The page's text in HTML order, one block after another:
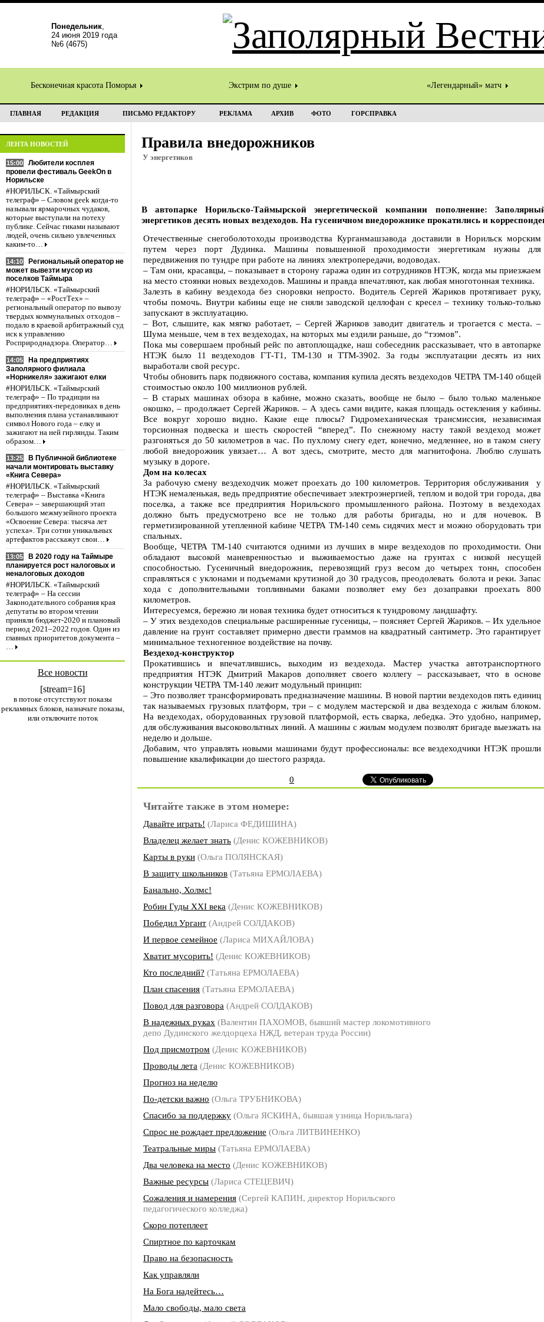
Понедельник,
24 июня 2019 года
№6 (4675)
Бесконечная красота Поморья Экстрим по душе «Легендарный» матч
ГЛАВНАЯ РЕДАКЦИЯ ПИСЬМО РЕДАКТОРУ РЕКЛАМА АРХИВ ФОТО ГОРСПРАВКА
ЛЕНТА НОВОСТЕЙ
15:00
Любители косплея
провели фестиваль GeekOn в
Норильске
#НОРИЛЬСК. «Таймырский
телеграф» – Словом geek когда-то
называли ярмарочных чудаков,
которые выступали на потеху
публике. Сейчас гиками называют
людей, очень сильно увлеченных
каким-то…
14:10
Региональный оператор не
может вывезти мусор из
поселков Таймыра
#НОРИЛЬСК. «Таймырский
телеграф» – «РостТех» –
региональный оператор по вывозу
твердых коммунальных отходов –
подало в краевой арбитражный суд
иск к управлению
Росприроднадзора. Оператор…
14:05
На предприятиях
Заполярного филиала
«Норникеля» зажигают елки
#НОРИЛЬСК. «Таймырский
телеграф» – По традиции на
предприятиях-передовиках в день
выполнения плана устанавливают
символ Нового года – елку и
зажигают на ней гирлянды. Таким
образом…
13:25
В Публичной библиотеке
начали монтировать выставку
«Книга Севера»
#НОРИЛЬСК. «Таймырский
телеграф» – Выставка «Книга
Севера» – завершающий этап
большого межмузейного проекта
«Освоение Севера: тысяча лет
успеха». Три сотни уникальных
артефактов расскажут свои…
13:05
В 2020 году на Таймыре
планируется рост налоговых и
неналоговых доходов
#НОРИЛЬСК. «Таймырский
телеграф» – На сессии
Законодательного собрания края
депутаты во втором чтении
приняли бюджет-2020 и плановый
период 2021–2022 годов. Один из
главных приоритетов документа –
…
Все новости
[stream=16]
в потоке отсутствуют показы
рекламных блоков, назначьте показы,
или отключите поток
Правила внедорожников
У энергетиков
В автопарке Норильско-Таймырской энергетической компании пополнение:
энергетиков десять новых вездеходов. На гусеничном внедорожнике прокатились и
Отечественные снегоболотоходы производства Курганмашзавода доставили в Норильск морским
путем через порт Дудинка. Машины повышенной проходимости энергетикам нужны для
передвижения по тундре при работе на линиях электропередачи, водоводах.
– Там они, красавцы, – показывает в сторону гаража один из сотрудников НТЭК, когда мы приезжаем
на место стоянки новых вездеходов. Машины и правда впечатляют, как любая многотонная техника.
Залезть в кабину вездехода без сноровки непросто. Водитель Сергей Жариков протягивает руку,
чтобы помочь. Внутри кабины еще не сняли заводской целлофан с кресел – технику только-только
запускают в эксплуатацию.
– Вот, слышите, как мягко работает, – Сергей Жариков заводит двигатель и трогается с места. –
Шума меньше, чем в тех вездеходах, на которых мы ездили раньше, до “тээмов”.
Пока мы совершаем пробный рейс по автоплощадке, наш собеседник рассказывает, что в автопарке
НТЭК было 11 вездеходов ГТ-Т1, ТМ-130 и ТТМ-3902. За годы эксплуатации десять из них
выработали свой ресурс.
Чтобы обновить парк подвижного состава, компания купила десять вездеходов ЧЕТРА ТМ-140 общей
стоимостью около 100 миллионов рублей.
– В старых машинах обзора в кабине, можно сказать, вообще не было – было только маленькое
окошко, – продолжает Сергей Жариков. – А здесь сами видите, какая площадь остекления у кабины.
Все вокруг хорошо видно. Какие еще плюсы? Гидромеханическая трансмиссия, независимая
торсионная подвеска и шесть скоростей “вперед”. По снежному насту такой вездеход может
разгоняться до 50 километров в час. По пухлому снегу едет, конечно, медленнее, но в таком снегу
любой внедорожник увязает… А вот здесь, смотрите, место для магнитофона. Люблю слушать
музыку в дороге.
Дом на колесах
За рабочую смену вездеходчик может проехать до 100 километров. Территория обслуживания у
НТЭК немаленькая, ведь предприятие обеспечивает электроэнергией, теплом и водой три города, два
поселка, а также все предприятия Норильского промышленного района. Поэтому в вездеходах
должно быть предусмотрено все не только для работы бригады, но и для ночевок. В
герметизированной утепленной кабине ЧЕТРА ТМ-140 семь сидячих мест и можно оборудовать три
спальных.
Вообще, ЧЕТРА ТМ-140 считаются одними из лучших в мире вездеходов по проходимости. Они
обладают высокой маневренностью и выживаемостью даже на грунтах с низкой несущей
способностью. Гусеничный внедорожник, перевозящий груз весом до четырех тонн, способен
справляться с уклонами и подъемами крутизной до 30 градусов, преодолевать болота и реки. Запас
хода с дополнительными топливными баками позволяет ему без дозаправки проехать 800
километров.
Интересуемся, бережно ли новая техника будет относиться к тундровому ландшафту.
– У этих вездеходов специальные расширенные гусеницы, – поясняет Сергей Жариков. – Их удельное
давление на грунт составляет примерно двести граммов на квадратный сантиметр. Это гарантирует
минимальное техногенное воздействие на почву.
Вездеход-конструктор
Прокатившись и впечатлившись, выходим из вездехода. Мастер участка автотранспортного
предприятия НТЭК Дмитрий Макаров дополняет своего коллегу – рассказывает, что в основе
конструкции ЧЕТРА ТМ-140 лежит модульный принцип:
– Это позволяет трансформировать предназначение машины. В новой партии вездеходов пять единиц
так называемых грузовых платформ, три – с модулем мастерской и два вездехода с жилым блоком.
На вездеходах, оборудованных грузовой платформой, есть сварка, лебедка. Это удобно, например,
для обслуживания высоковольтных линий. А машины с жилым модулем позволят бригаде выезжать на
неделю и дольше.
Добавим, что управлять новыми машинами будут профессионалы: все вездеходчики НТЭК прошли
повышение квалификации до шестого разряда.
0
Читайте также в этом номере:
Давайте играть! (Лариса ФЕДИШИНА)
Владелец желает знать (Денис КОЖЕВНИКОВ)
Карты в руки (Ольга ПОЛЯНСКАЯ)
В защиту школьников (Татьяна ЕРМОЛАЕВА)
Банально, Холмс!
Робин Гуды ХХI века (Денис КОЖЕВНИКОВ)
Победил Ургант (Андрей СОЛДАКОВ)
И первое семейное (Лариса МИХАЙЛОВА)
Хватит мусорить! (Денис КОЖЕВНИКОВ)
Кто последний? (Татьяна ЕРМОЛАЕВА)
План спасения (Татьяна ЕРМОЛАЕВА)
Повод для разговора (Андрей СОЛДАКОВ)
В надежных руках (Валентин ПАХОМОВ, бывший мастер локомотивного
депо Дудинского желдорцеха НЖД, ветеран труда России)
Под присмотром (Денис КОЖЕВНИКОВ)
Проводы лета (Денис КОЖЕВНИКОВ)
Прогноз на неделю
По-детски важно (Ольга ТРУБНИКОВА)
Спасибо за поддержку (Ольга ЯСКИНА, бывшая узница Норильлага)
Спрос не рождает предложение (Ольга ЛИТВИНЕНКО)
Театральные миры (Татьяна ЕРМОЛАЕВА)
Два человека на место (Денис КОЖЕВНИКОВ)
Важные ресурсы (Лариса СТЕЦЕВИЧ)
Сожаления и намерения (Сергей КАПИН, директор Норильского
педагогического колледжа)
Скоро потеплеет
Спиртное по карточкам
Право на безопасность
Как управляли
На Бога надейтесь…
Мало свободы, мало света